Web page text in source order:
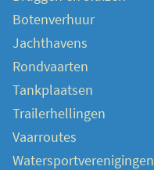
Botenverhuur
Jachthavens
Rondvaarten
Tankplaatsen
Trailerhellingen
Vaarroutes
Watersportverenigingen